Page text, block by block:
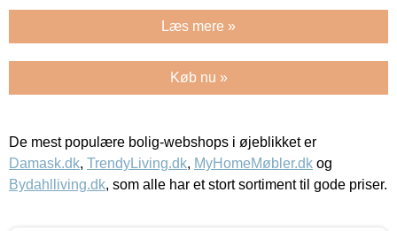
Læs mere »
Køb nu »
De mest populære bolig-webshops i øjeblikket er
Damask.dk, TrendyLiving.dk, MyHomeMøbler.dk og
Bydahlliving.dk, som alle har et stort sortiment til gode priser.